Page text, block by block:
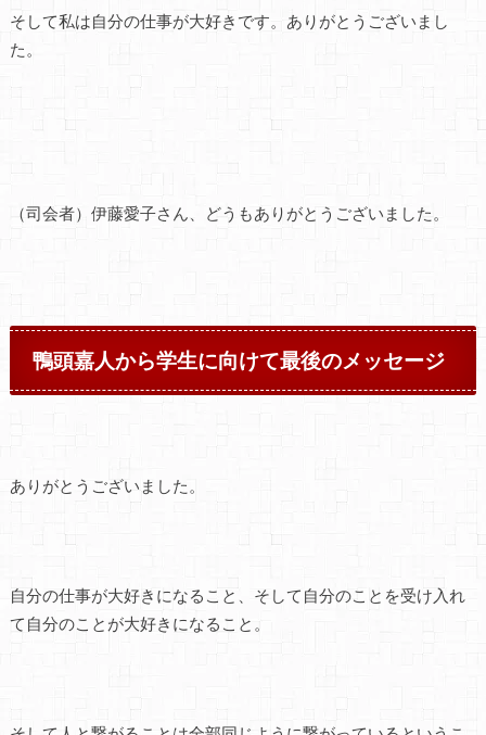
そして私は自分の仕事が大好きです。ありがとうございまし
た。
（司会者）伊藤愛子さん、どうもありがとうございました。
鴨頭嘉人から学生に向けて最後のメッセージ
ありがとうございました。
自分の仕事が大好きになること、そして自分のことを受け入れ
て自分のことが大好きになること。